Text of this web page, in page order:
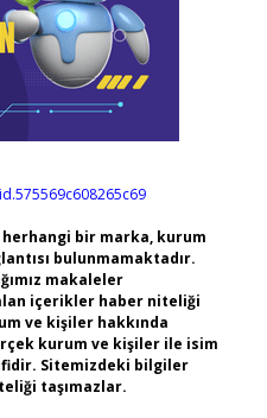
bir marka, kurum
bulunmamaktadır.
makaleler
içerikler haber niteliği
ve kişiler hakkında
kurum ve kişiler ile isim
Sitemizdeki bilgiler
taşımazlar.